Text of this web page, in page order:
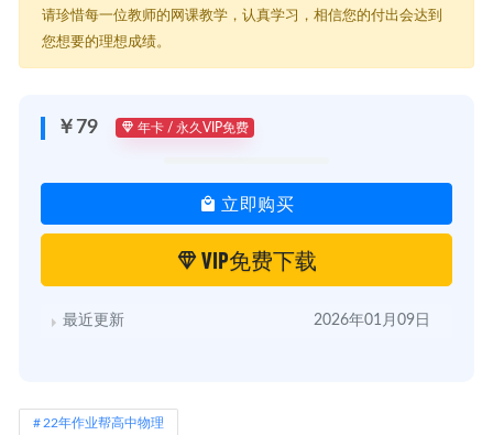
请珍惜每一位教师的网课教学，认真学习，相信您的付出会达到
您想要的理想成绩。
￥79 年卡 / 永久VIP免费
立即购买
VIP免费下载
最近更新 2026年01月09日
22年作业帮高中物理